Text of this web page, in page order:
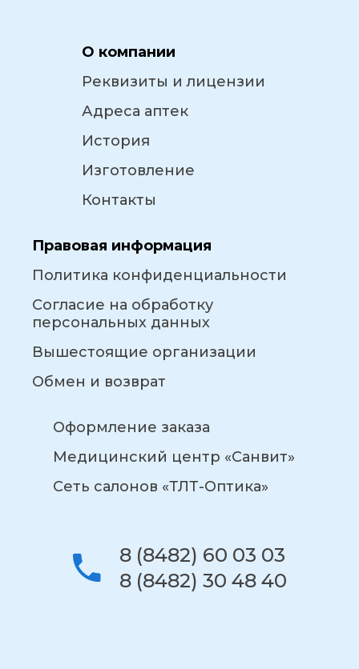
О компании
Реквизиты и лицензии
Адреса аптек
История
Изготовление
Контакты
Правовая информация
Политика конфиденциальности
Согласие на обработку
персональных данных
Вышестоящие организации
Обмен и возврат
Оформление заказа
Медицинский центр «Санвит»
Сеть салонов «ТЛТ-Оптика»
8 (8482) 60 03 03
8 (8482) 30 48 40